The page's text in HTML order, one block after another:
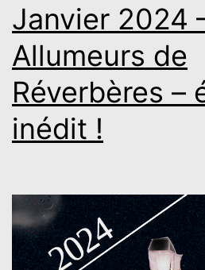
Janvier 2024
Allumeurs de
Réverbères –
inédit !